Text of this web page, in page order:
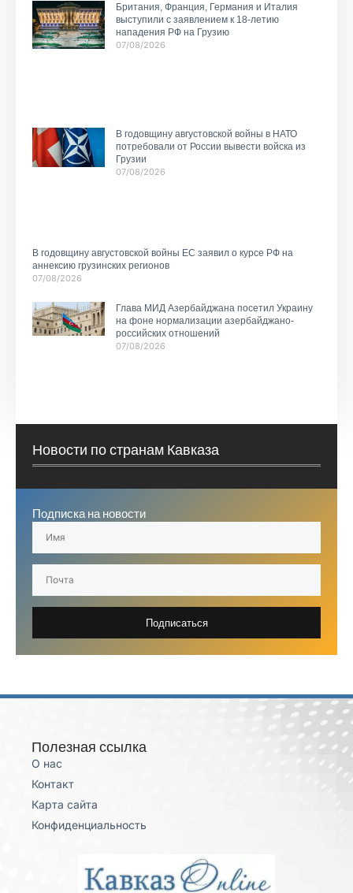
Британия, Франция, Германия и Италия
выступили с заявлением к 18-летию
нападения РФ на Грузию
07/08/2026
В годовщину августовской войны в НАТО
потребовали от России вывести войска из
Грузии
07/08/2026
В годовщину августовской войны ЕС заявил о курсе РФ на
аннексию грузинских регионов
07/08/2026
Глава МИД Азербайджана посетил Украину
на фоне нормализации азербайджано-
российских отношений
07/08/2026
Новости по странам Кавказа
Подписка на новости
Подписаться
Полезная ссылка
О нас
Контакт
Карта сайта
Конфиденциальность